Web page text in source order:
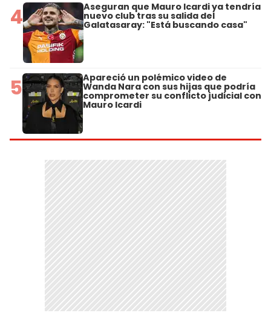
4 Aseguran que Mauro Icardi ya tendría
nuevo club tras su salida del
Galatasaray: "Está buscando casa"
5 Apareció un polémico video de
Wanda Nara con sus hijas que podría
comprometer su conflicto judicial con
Mauro Icardi